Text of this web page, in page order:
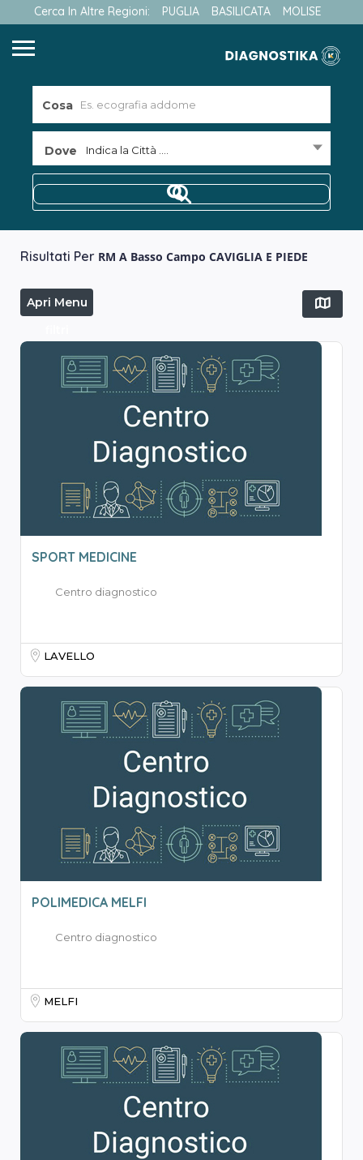
Cerca In Altre Regioni: PUGLIA BASILICATA MOLISE
Cosa
Dove Indica la Città ....
Risultati Per RM A Basso Campo CAVIGLIA E PIEDE
Apri Menu
SPORT MEDICINE
Centro diagnostico
LAVELLO
POLIMEDICA MELFI
Centro diagnostico
MELFI